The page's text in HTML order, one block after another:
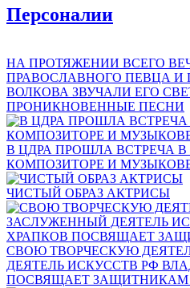
Персоналии
НА ПРОТЯЖЕНИИ ВСЕГО
ПРАВОСЛАВНОГО ПЕВЦА И
ВОЛКОВА ЗВУЧАЛИ ЕГО
ПРОНИКНОВЕННЫЕ ПЕСНИ
В ЦДРА ПРОШЛА ВСТРЕЧА
КОМПОЗИТОРЕ И
ЧИСТЫЙ ОБРАЗ АКТРИСЫ
СВОЮ ТВОРЧЕСКУЮ
ДЕЯТЕЛЬ ИСКУССТВ РФ
ПОСВЯЩАЕТ ЗАЩИТНИКАМ